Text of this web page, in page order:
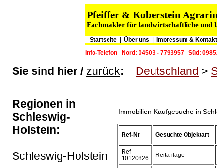
Pfeiffer & Koberstein
Fachmakler für landwirtschaftliche und
Startseite Über uns
Impressum & Kontakt
Info-Telefon
Nord: 04503 - 7793957 Süd:
Sie sind hier / zurück: Deutschland >
Regionen in
Schleswig-
Holstein:
Schleswig-Holstein
Immobilien Kaufgesuche in
Ref-Nr Gesuchte Objektart
Ref-
10120826
Reitanlage